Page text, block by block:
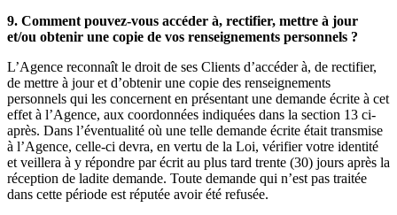
9. Comment pouvez-vous accéder à, rectifier, mettre à jour
et/ou obtenir une copie de vos renseignements personnels ?
L’Agence reconnaît le droit de ses Clients d’accéder à, de rectifier,
de mettre à jour et d’obtenir une copie des renseignements
personnels qui les concernent en présentant une demande écrite à cet
effet à l’Agence, aux coordonnées indiquées dans la section 13 ci-
après. Dans l’éventualité où une telle demande écrite était transmise
à l’Agence, celle-ci devra, en vertu de la Loi, vérifier votre identité
et veillera à y répondre par écrit au plus tard trente (30) jours après la
réception de ladite demande. Toute demande qui n’est pas traitée
dans cette période est réputée avoir été refusée.